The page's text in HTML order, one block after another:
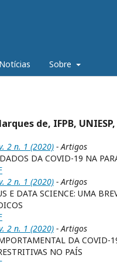
Notícias Sobre
de, IFPB,
2 n. 1 (2020) - Artigos
DA COVID-19 NA
2 n. 1 (2020) - Artigos
E DATA SCIENCE: UMA
2 n. 1 (2020) - Artigos
DA
NO PAÍS